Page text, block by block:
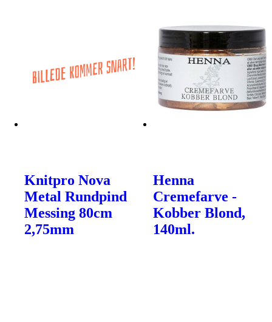
Knitpro Nova
Metal Rundpind
Messing 80cm
2,75mm
Henna
Cremefarve -
Kobber Blond,
140ml.